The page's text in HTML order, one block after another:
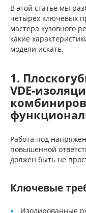
В этой статье мы
четырех ключевых
мастера кузовного
какие
модели искать.
1.
VDE-
Работа под
повышенной
должен быть не
Ключевые
Изолированные